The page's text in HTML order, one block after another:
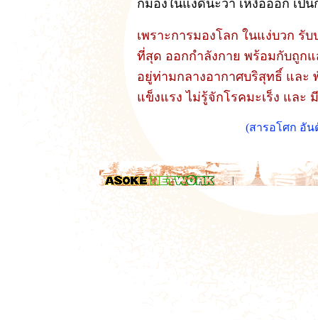
ก็มองในแง่ดีนะว่า เหงื่อออก เป็
เพราะการมองโลก ในแง่บวก รั
ที่สุด ออกกำลังกาย พร้อมกับถูก
อยู่ท่ามกลางอากาศบริสุทธิ์ และ
แข็งแรง ไม่รู้จักโรคมะเร็ง และ
(สารอโศก อั
.|